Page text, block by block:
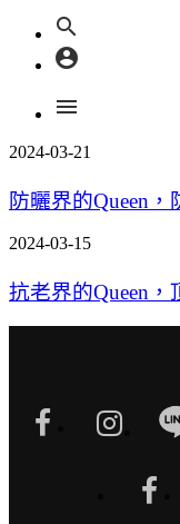
search
account_circle
menu
2024-03-21
防曬界的Queen
2024-03-15
抗老界的Queen，